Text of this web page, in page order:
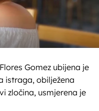
Gomez ubijena je
istraga, obilježena
zločina, usmjerena je